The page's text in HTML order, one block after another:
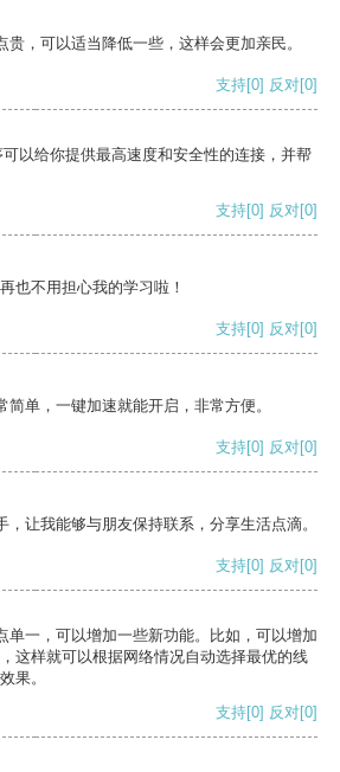
，可以适当降低一些，这样会更加亲民。
支持[0] 反对[0]
以给你提供最高速度和安全性的连接，并帮
支持[0] 反对[0]
也不用担心我的学习啦！
支持[0] 反对[0]
单，一键加速就能开启，非常方便。
支持[0] 反对[0]
让我能够与朋友保持联系，分享生活点滴。
支持[0] 反对[0]
单一，可以增加一些新功能。比如，可以增加
这样就可以根据网络情况自动选择最优的线
果。
支持[0] 反对[0]